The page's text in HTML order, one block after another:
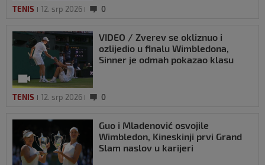
TENIS 12. srp 2026 0
VIDEO / Zverev se okliznuo i
ozlijedio u finalu Wimbledona,
Sinner je odmah pokazao klasu
TENIS 12. srp 2026 0
Guo i Mladenović osvojile
Wimbledon, Kineskinji prvi Grand
Slam naslov u karijeri